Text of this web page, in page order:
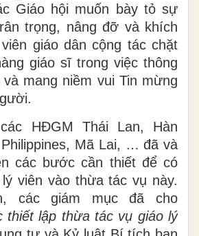
Giáo hội muốn bày tỏ sự
trọng, nâng đỡ và khích
giáo dân cộng tác chặt
giáo sĩ trong việc thông
mang niềm vui Tin mừng
HĐGM Thái Lan, Hàn
Mã Lai, … đã và
các bước cần thiết để có
viên vào thừa tác vụ này.
các giám mục đã cho
thiết lập thừa tác vụ giáo lý